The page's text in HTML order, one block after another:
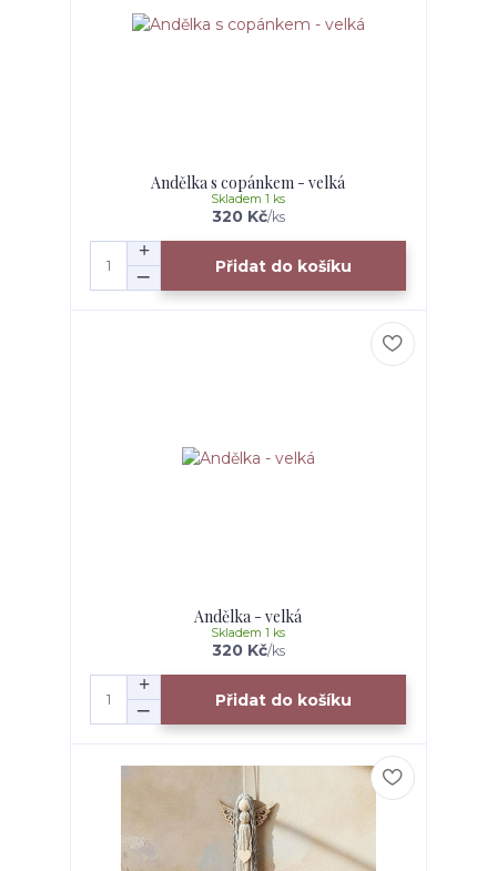
Andělka s copánkem - velká
320 Kč/ks
Skladem 1 ks
Přidat do košíku
Andělka - velká
320 Kč/ks
Skladem 1 ks
Přidat do košíku